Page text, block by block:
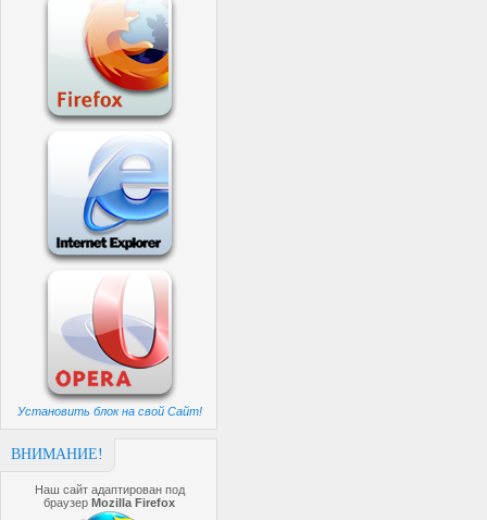
Установить блок на свой Сайт!
ВНИМАНИЕ!
Наш сайт адаптирован под
браузерMozilla Firefox